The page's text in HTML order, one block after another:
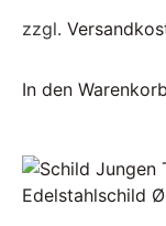
zzgl.
In den Warenkorb